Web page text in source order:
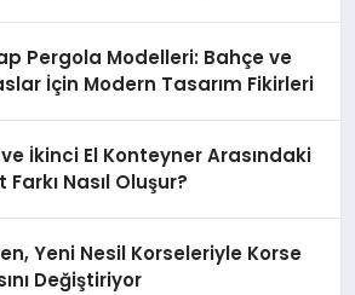
Pergola Modelleri: Bahçe ve
İçin Modern Tasarım Fikirleri
ve İkinci El Konteyner Arasındaki
Farkı Nasıl Oluşur?
Yeni Nesil Korseleriyle Korse
Değiştiriyor